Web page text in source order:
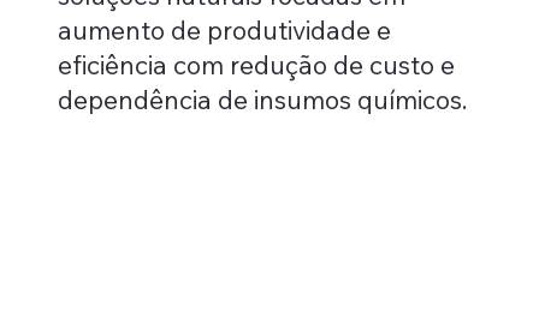
aumento de produtividade e
eficiência com redução de custo e
dependência de insumos químicos.